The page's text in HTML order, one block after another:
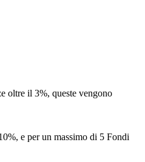
oltre il 3%, queste vengono
e per un massimo di 5 Fondi